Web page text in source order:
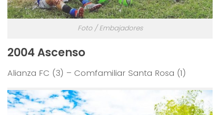
Foto / Embajadores
2004 Ascenso
Alianza FC (3) – Comfamiliar Santa Rosa (1)